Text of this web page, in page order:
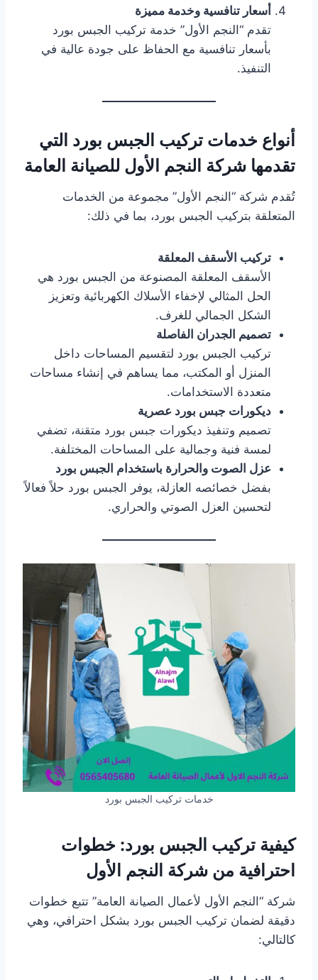
أسعار تنافسية وخدمة مميزة
تقدم “النجم الأول” خدمة تركيب الجبس بورد
بأسعار تنافسية مع الحفاظ على جودة عالية في
التنفيذ.
أنواع خدمات تركيب الجبس بورد التي
تقدمها شركة النجم الأول للصيانة العامة
تُقدم شركة “النجم الأول” مجموعة من الخدمات
المتعلقة بتركيب الجبس بورد، بما في ذلك:
تركيب الأسقف المعلقة
الأسقف المعلقة المصنوعة من الجبس بورد هي
الحل المثالي لإخفاء الأسلاك الكهربائية وتعزيز
الشكل الجمالي للغرف.
تصميم الجدران الفاصلة
تركيب الجبس بورد لتقسيم المساحات داخل
المنزل أو المكتب، مما يساهم في إنشاء مساحات
متعددة الاستخدامات.
ديكورات جبس بورد عصرية
تصميم وتنفيذ ديكورات جبس بورد متقنة، تضفي
لمسة فنية وجمالية على المساحات المختلفة.
عزل الصوت والحرارة باستخدام الجبس بورد
بفضل خصائصه العازلة، يوفر الجبس بورد حلاً فعالاً
لتحسين العزل الصوتي والحراري.
خدمات تركيب الجبس بورد
كيفية تركيب الجبس بورد: خطوات
احترافية من شركة النجم الأول
شركة “النجم الأول لأعمال الصيانة العامة” تتبع خطوات
دقيقة لضمان تركيب الجبس بورد بشكل احترافي، وهي
كالتالي: